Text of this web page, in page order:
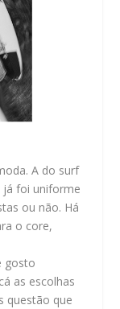
A do surf
já foi uniforme
ou não. Há
o core,
gosto
as escolhas
questão que